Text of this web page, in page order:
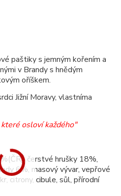
paštiky s jemným kořením a
v Brandy s hnědým
oříškem.
Jižní Moravy, vlastníma
osloví každého"
čerstvé hrušky 18%,
6%, masový vývar, vepřové
citrony, cibule, sůl, přírodní